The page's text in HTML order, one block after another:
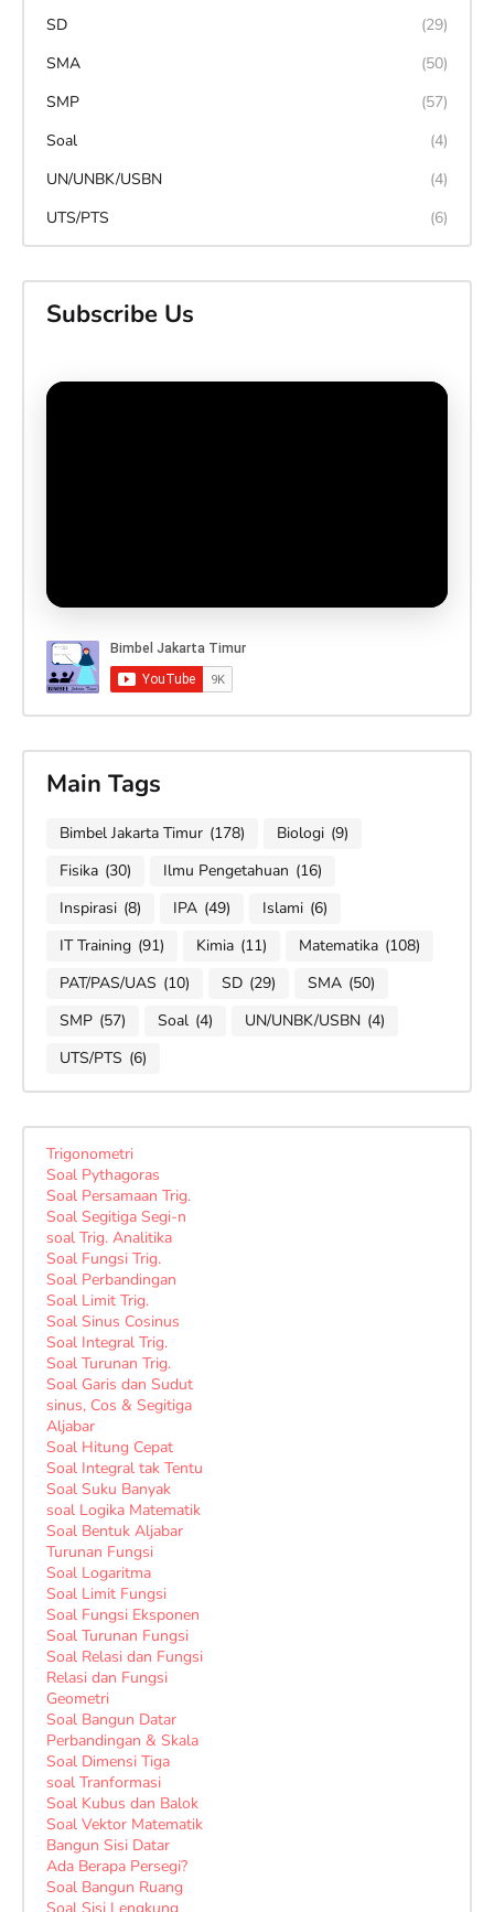
SD
(29)
SMA
(50)
SMP
(57)
Soal
(4)
UN/UNBK/USBN
(4)
UTS/PTS
(6)
Subscribe Us
Main Tags
Bimbel Jakarta Timur (178) Biologi (9)
Fisika (30) Ilmu Pengetahuan (16)
Inspirasi (8) IPA (49) Islami (6)
IT Training (91) Kimia (11) Matematika (108)
PAT/PAS/UAS (10) SD (29) SMA (50)
SMP (57) Soal (4) UN/UNBK/USBN (4)
UTS/PTS (6)
Trigonometri
Soal Pythagoras
Soal Persamaan Trig.
Soal Segitiga Segi-n
soal Trig. Analitika
Soal Fungsi Trig.
Soal Perbandingan
Soal Limit Trig.
Soal Sinus Cosinus
Soal Integral Trig.
Soal Turunan Trig.
Soal Garis dan Sudut
sinus, Cos & Segitiga
Aljabar
Soal Hitung Cepat
Soal Integral tak Tentu
Soal Suku Banyak
soal Logika Matematik
Soal Bentuk Aljabar
Turunan Fungsi
Soal Logaritma
Soal Limit Fungsi
Soal Fungsi Eksponen
Soal Turunan Fungsi
Soal Relasi dan Fungsi
Relasi dan Fungsi
Geometri
Soal Bangun Datar
Perbandingan & Skala
Soal Dimensi Tiga
soal Tranformasi
Soal Kubus dan Balok
Soal Vektor Matematik
Bangun Sisi Datar
Ada Berapa Persegi?
Soal Bangun Ruang